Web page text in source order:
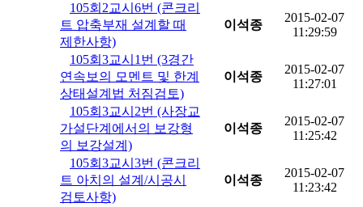
105회2교시6번 (콘크리
트 압축부재 설계할 때
제한사항)
이석종
2015-02-07
11:29:59
105회3교시1번 (3경간
연속보의 모멘트 및 한계
상태설계법 처짐검토)
이석종
2015-02-07
11:27:01
105회3교시2번 (사장교
가설단계에서의 보강형
의 보강설계)
이석종
2015-02-07
11:25:42
105회3교시3번 (콘크리
트 아치의 설계/시공시
검토사항)
이석종
2015-02-07
11:23:42